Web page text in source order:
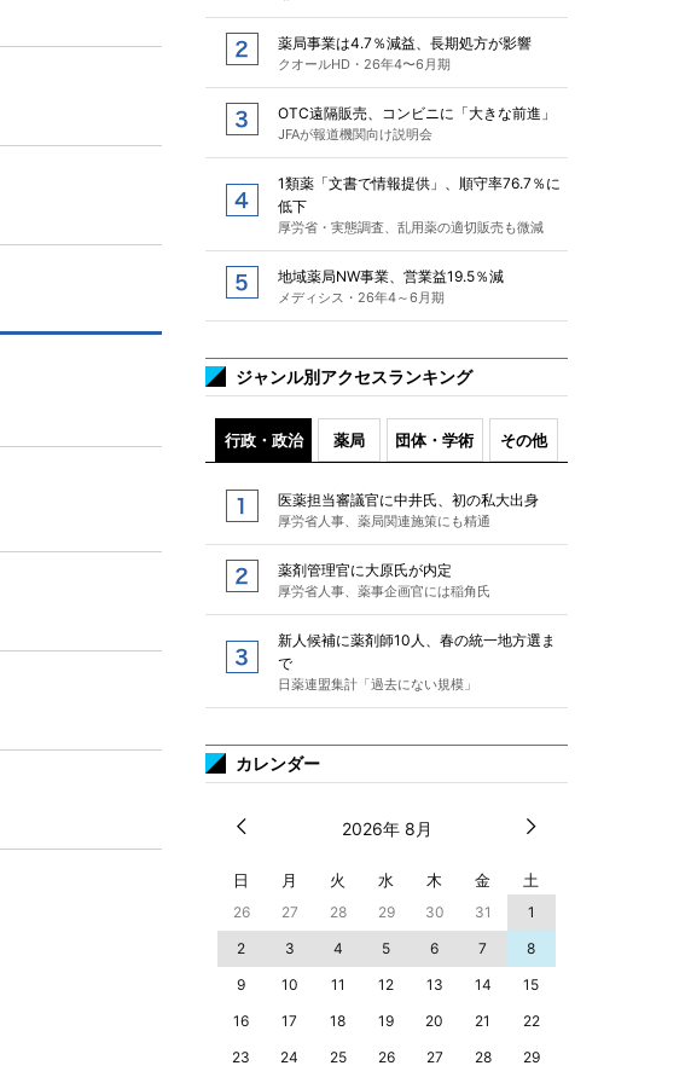
薬局事業は4.7％減益、長期処方が影響
クオールHD・26年4〜6月期
OTC遠隔販売、コンビニに「大きな前進」
JFAが報道機関向け説明会
1類薬「文書で情報提供」、順守率76.7％に
低下
厚労省・実態調査、乱用薬の適切販売も微減
地域薬局NW事業、営業益19.5％減
メディシス・26年4～6月期
ジャンル別アクセスランキング
行政・政治 薬局 団体・学術 その他
医薬担当審議官に中井氏、初の私大出身
厚労省人事、薬局関連施策にも精通
薬剤管理官に大原氏が内定
厚労省人事、薬事企画官には稲角氏
新人候補に薬剤師10人、春の統一地方選ま
で
日薬連盟集計「過去にない規模」
カレンダー
2026年 8月
日 月 火 水 木 金 土
26 27 28 29 30 31
1
2
3 4 5 6 7
8
9
10 11 12 13 14
15
16
17 18 19 20 21
22
23
24 25 26 27 28
29